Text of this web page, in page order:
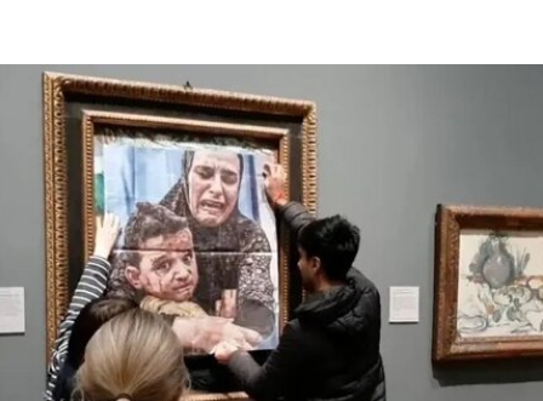
顿（Steve Paxton）产生了深远影响，促使两人共
同创立了贾德森舞蹈剧院（Judson Dance
Theater），其成员在此后十年间重塑了现代舞的
发展轨迹。多年后，帕克斯顿曾写道：“福蒂这组激
进的作品，就像一颗投入平静池塘中的石子，激起
的涟漪不断向外扩散。”
福蒂于1935年3月25日出生于意大利佛罗伦萨的一
个犹太家庭。三年后，当法西斯领导人贝尼托·墨索
里尼（Benito Mussolini）开始剥夺意大利犹太人的